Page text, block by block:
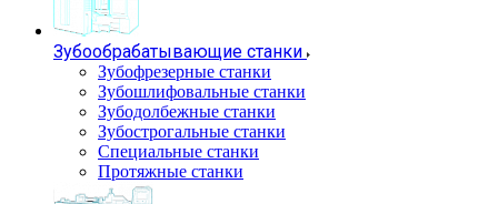
Зубообрабатывающие станки
Зубофрезерные станки
Зубошлифовальные станки
Зубодолбежные станки
Зубострогальные станки
Специальные станки
Протяжные станки